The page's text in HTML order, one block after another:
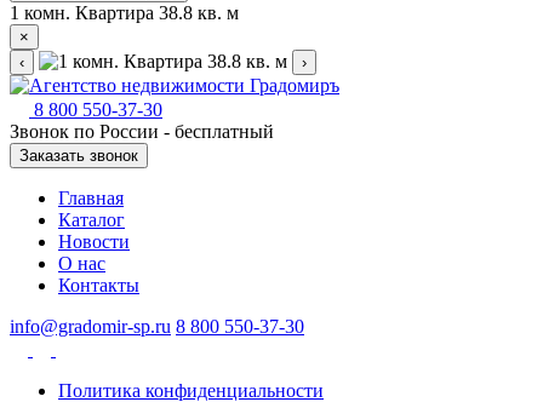
1 комн. Квартира 38.8 кв. м
×
‹
›
8 800 550-37-30
Звонок по России - бесплатный
Заказать звонок
Главная
Каталог
Новости
О нас
Контакты
info@gradomir-sp.ru 8 800 550-37-30
Политика конфиденциальности